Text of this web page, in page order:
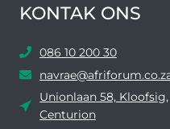
KONTAK ONS
086 10 200 30
Unionlaan 58, Kloofsig,
Centurion